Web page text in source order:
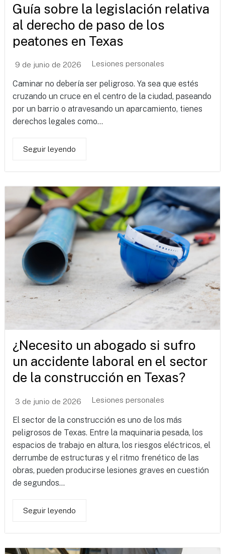
Guía sobre la legislación relativa
al derecho de paso de los
peatones en Texas
9 de junio de 2026 Lesiones personales
Caminar no debería ser peligroso. Ya sea que estés
cruzando un cruce en el centro de la ciudad, paseando
por un barrio o atravesando un aparcamiento, tienes
derechos legales como...
Seguir leyendo
¿Necesito un abogado si sufro
un accidente laboral en el sector
de la construcción en Texas?
3 de junio de 2026 Lesiones personales
El sector de la construcción es uno de los más
peligrosos de Texas. Entre la maquinaria pesada, los
espacios de trabajo en altura, los riesgos eléctricos, el
derrumbe de estructuras y el ritmo frenético de las
obras, pueden producirse lesiones graves en cuestión
de segundos...
Seguir leyendo